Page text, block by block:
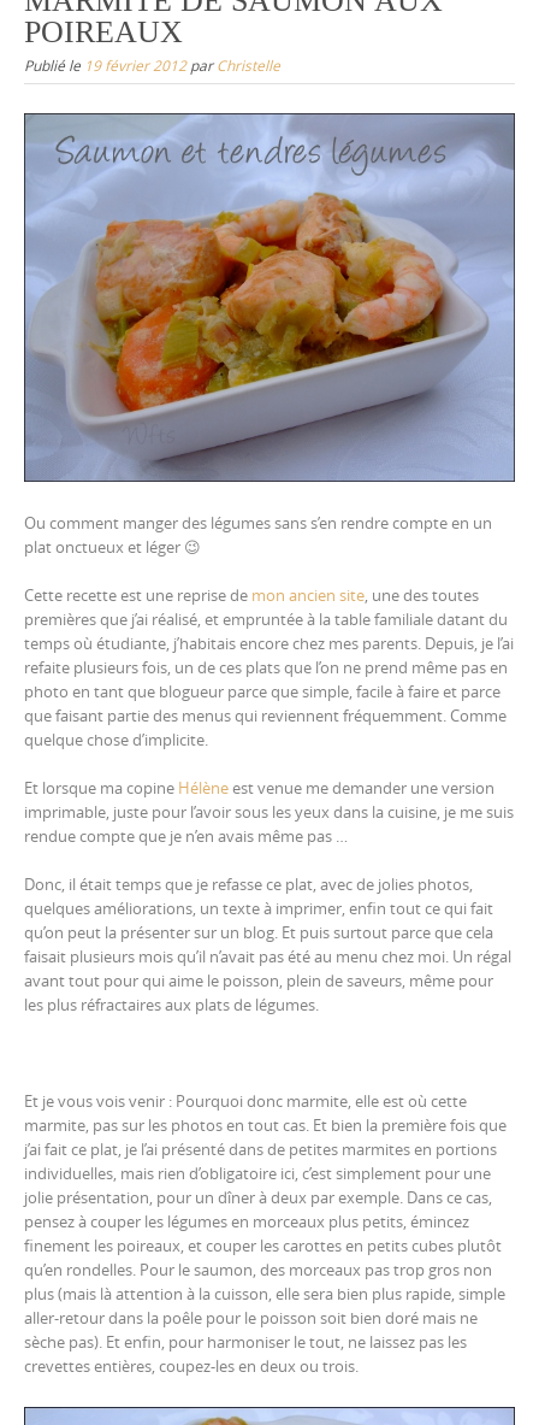
POIREAUX
Publié le 19 février 2012parChristelle
Ou comment manger des légumes sans s’en rendre compte en un
plat onctueux et léger 😉
Cette recette est une reprise de mon ancien site, une des toutes
premières que j’ai réalisé, et empruntée à la table familiale datant du
temps où étudiante, j’habitais encore chez mes parents. Depuis, je l’ai
refaite plusieurs fois, un de ces plats que l’on ne prend même pas en
photo en tant que blogueur parce que simple, facile à faire et parce
que faisant partie des menus qui reviennent fréquemment. Comme
quelque chose d’implicite.
Et lorsque ma copine Hélèneest venue me demander une version
imprimable, juste pour l’avoir sous les yeux dans la cuisine, je me suis
rendue compte que je n’en avais même pas …
Donc, il était temps que je refasse ce plat, avec de jolies photos,
quelques améliorations, un texte à imprimer, enfin tout ce qui fait
qu’on peut la présenter sur un blog. Et puis surtout parce que cela
faisait plusieurs mois qu’il n’avait pas été au menu chez moi. Un régal
avant tout pour qui aime le poisson, plein de saveurs, même pour
les plus réfractaires aux plats de légumes.
Et je vous vois venir : Pourquoi donc marmite, elle est où cette
marmite, pas sur les photos en tout cas. Et bien la première fois que
j’ai fait ce plat, je l’ai présenté dans de petites marmites en portions
individuelles, mais rien d’obligatoire ici, c’est simplement pour une
jolie présentation, pour un dîner à deux par exemple. Dans ce cas,
pensez à couper les légumes en morceaux plus petits, émincez
finement les poireaux, et couper les carottes en petits cubes plutôt
qu’en rondelles. Pour le saumon, des morceaux pas trop gros non
plus (mais là attention à la cuisson, elle sera bien plus rapide, simple
aller-retour dans la poêle pour le poisson soit bien doré mais ne
sèche pas). Et enfin, pour harmoniser le tout, ne laissez pas les
crevettes entières, coupez-les en deux ou trois.